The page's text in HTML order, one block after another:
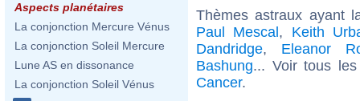
Aspects planétaires
La conjonction Mercure Vénus
La conjonction Soleil Mercure
Lune AS en dissonance
La conjonction Soleil Vénus
Thèmes astraux ayant
Paul Mescal, Keith
Dandridge, Eleanor
Bashung... Voir tous
Cancer.